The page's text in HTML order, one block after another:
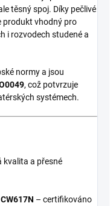
těsný spoj. Díky pečlivé
produkt vhodný pro
i rozvodech studené a
normy a jsou
, což potvrzuje
systémech.
kvalita a přesné
– certifikováno